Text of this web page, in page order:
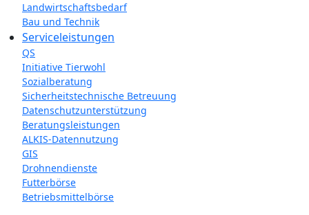
Landwirtschaftsbedarf
Bau und Technik
Service­­leistungen
QS
Initiative Tierwohl
Sozialberatung
Sicherheitstechnische Betreuung
Datenschutzunterstützung
Beratungsleistungen
ALKIS-Datennutzung
GIS
Drohnendienste
Futterbörse
Betriebsmittelbörse